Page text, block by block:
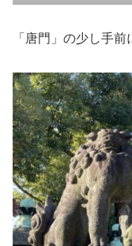
「唐門」の少し手